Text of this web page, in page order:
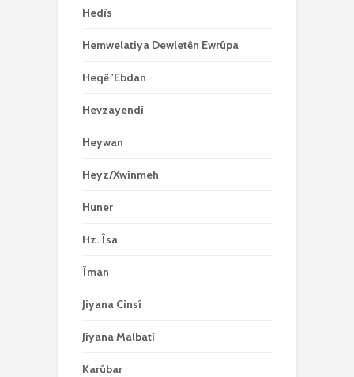
Hedîs
Hemwelatiya Dewletên Ewrûpa
Heqê 'Ebdan
Hevzayendî
Heywan
Heyz/Xwînmeh
Huner
Hz. Îsa
Îman
Jiyana Cinsî
Jiyana Malbatî
Karûbar